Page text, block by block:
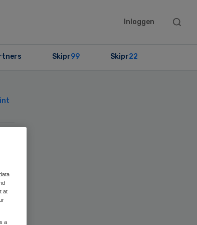
Inloggen
Search
Skipr99 Skipr22
at
a